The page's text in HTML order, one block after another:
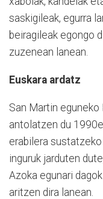
saskigileak, egurra
beiragileak egongo
zuzenean lanean.
Euskara ardatz
San Martin eguneko
antolatzen du
erabilera
inguruk jarduten
Azoka egunari
aritzen dira lanean.